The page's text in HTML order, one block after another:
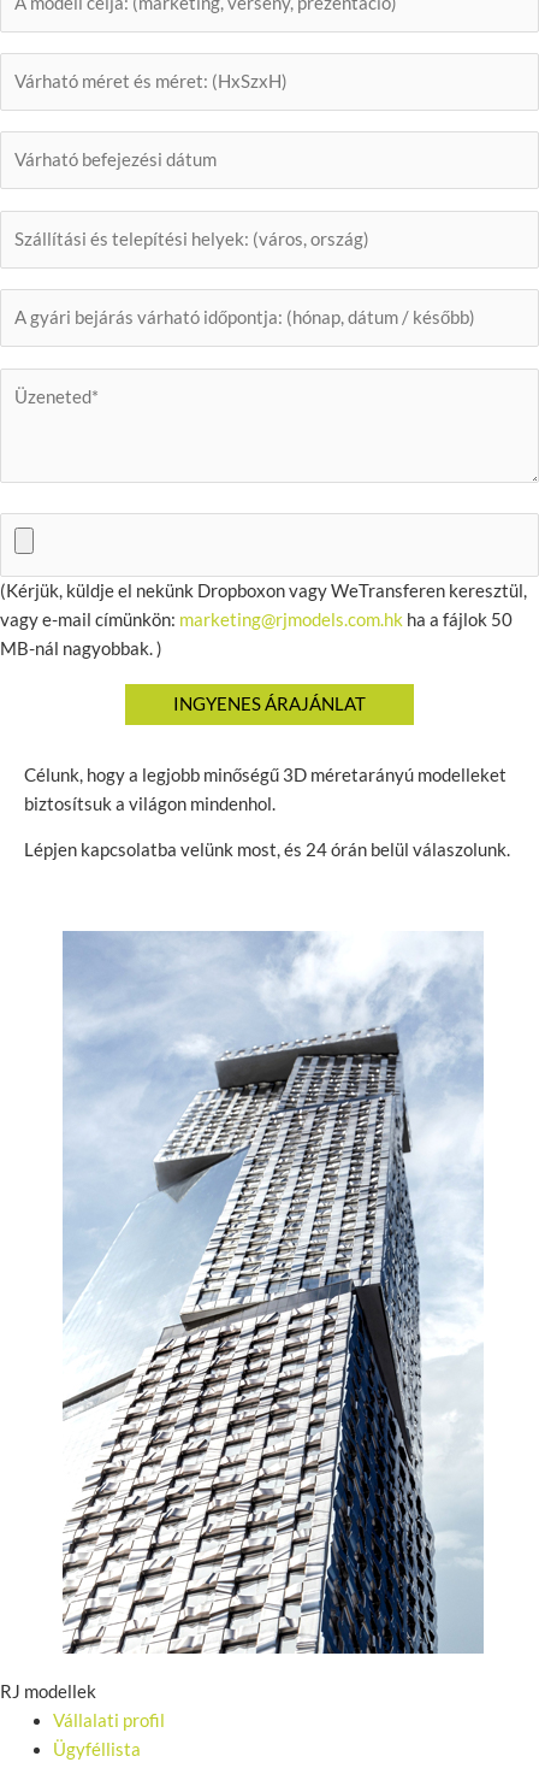
(Kérjük, küldje el nekünk Dropboxon vagy WeTransferen keresztül,
vagy e-mail címünkön: marketing@rjmodels.com.hk ha a fájlok 50
MB-nál nagyobbak. )
Célunk, hogy a legjobb minőségű 3D méretarányú modelleket
biztosítsuk a világon mindenhol.
Lépjen kapcsolatba velünk most, és 24 órán belül válaszolunk.
RJ modellek
Vállalati profil
Ügyféllista